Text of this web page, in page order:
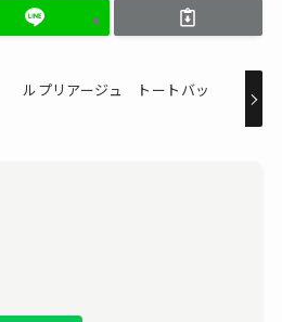
ルプリアージュ トートバッ